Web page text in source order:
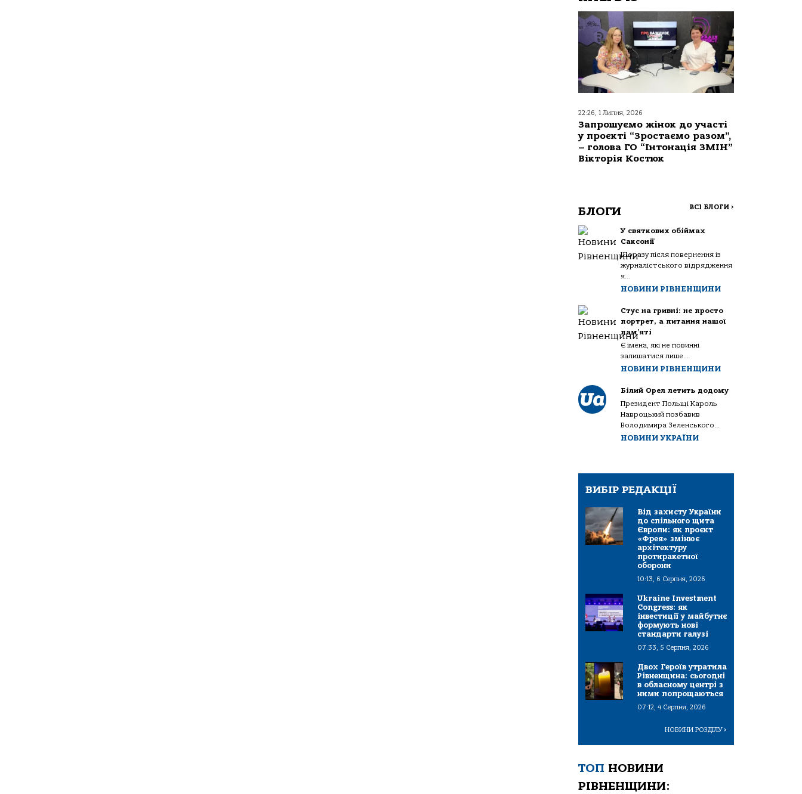
22:26, 1 Липня, 2026
Запрошуємо жінок до участі
у проєкті “Зростаємо разом”,
– голова ГО “Інтонація ЗМІН”
Вікторія Костюк
БЛОГИ ВСІ БЛОГИ >
У святкових обіймах
Саксонії
Щоразу після повернення із
журналістського відрядження
я...
НОВИНИ РІВНЕНЩИНИ
Стус на гривні: не просто
портрет, а питання нашої
пам’яті
Є імена, які не повинні
залишатися лише...
НОВИНИ РІВНЕНЩИНИ
Білий Орел летить додому
Президент Польщі Кароль
Навроцький позбавив
Володимира Зеленського...
НОВИНИ УКРАЇНИ
ВИБІР РЕДАКЦІЇ
Від захисту України
до спільного щита
Європи: як проєкт
«Фрея» змінює
архітектуру
протиракетної
оборони
10:13, 6 Серпня, 2026
Ukraine Investment
Congress: як
інвестиції у майбутнє
формують нові
стандарти галузі
07:33, 5 Серпня, 2026
Двох Героїв утратила
Рівненщина: сьогодні
в обласному центрі з
ними попрощаються
07:12, 4 Серпня, 2026
НОВИНИ РОЗДІЛУ>
ТОП НОВИНИ
РІВНЕНЩИНИ: